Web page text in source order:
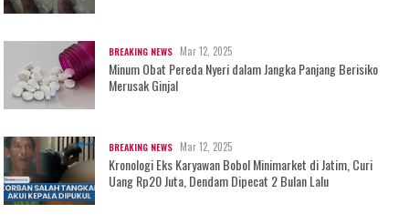
BREAKING NEWS Mar 12, 2025
Minum Obat Pereda Nyeri dalam Jangka Panjang Berisiko
Merusak Ginjal
BREAKING NEWS Mar 12, 2025
Kronologi Eks Karyawan Bobol Minimarket di Jatim, Curi
Uang Rp20 Juta, Dendam Dipecat 2 Bulan Lalu